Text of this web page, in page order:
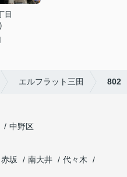
目
エルフラット三田 802
中野区
赤坂 南大井
代々木